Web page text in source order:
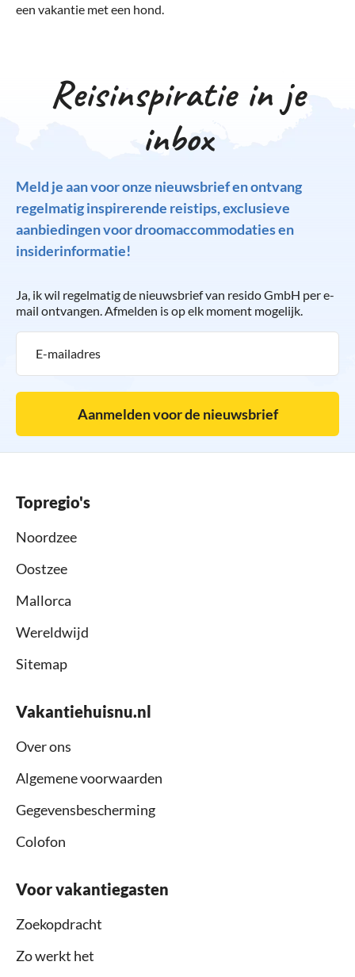
een vakantie met een hond.
Reisinspiratie in je
inbox
Meld je aan voor onze nieuwsbrief en ontvang
regelmatig inspirerende reistips, exclusieve
aanbiedingen voor droomaccommodaties en
insiderinformatie!
Ja, ik wil regelmatig de nieuwsbrief van resido GmbH per e-
mail ontvangen. Afmelden is op elk moment mogelijk.
Aanmelden voor de nieuwsbrief
Topregio's
Noordzee
Oostzee
Mallorca
Wereldwijd
Sitemap
Vakantiehuisnu.nl
Over ons
Algemene voorwaarden
Gegevensbescherming
Colofon
Voor vakantiegasten
Zoekopdracht
Zo werkt het